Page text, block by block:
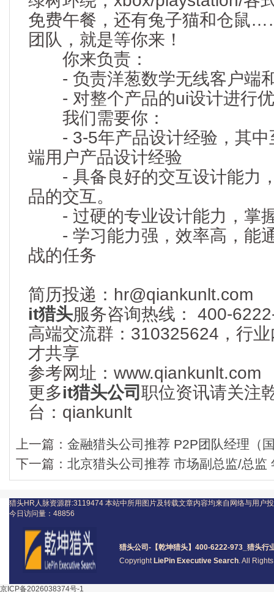
免费午餐，还有兔子猫和仓鼠
团队，就是等你来！
你来负责：
- 负责洋葱数学无线客户端
- 对整个产品的ui设计进行优
我们需要你：
- 3-5年产品设计经验，其中
端用户产品设计经验
- 具备良好的交互设计能力
品的交互。
- 过硬的专业设计能力，掌
- 学习能力强，效率高，能
战的任务
简历投递：hr@qiankunlt.com
it猎头服务咨询热线： 400-
高端交流群：310325624，行
才共享
参考网址：www.qiankunlt.com
更多it猎头公司职位资讯请关注
台：qiankunlt
上一篇： 金融猎头公司推荐 P2P团队经理（
下一篇： 北京猎头公司推荐 市场副总监/总监
猎头公司 -【乾坤猎头】400-6222-973_ 猎头行
Copyright LiePin Executive Search. All
猎头HR人脉资源群:3119474 本站中所用图片及转载文章内容均来自网络与用户
今日访问量： 48856
京ICP备2026038374号-1